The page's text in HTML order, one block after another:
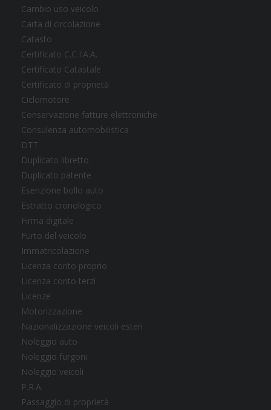
Cambio uso veicolo
Carta di circolazione
Catasto
Certificato C.C.I.A.A.
Certificato Catastale
Certificato di proprietà
Ciclomotore
Conservazione fatture elettroniche
Consulenza automobilistica
DTT
Duplicato libretto
Duplicato patente
Esenzione bollo auto
Estratto cronologico
Firma digitale
Furto del veicolo
Immatricolazione
Licenza conto proprio
Licenza conto terzi
Licenze
Motorizzazione
Nazionalizzazione veicoli esteri
Noleggio auto
Noleggio furgoni
Noleggio veicoli
P.R.A.
Passaggio di proprietà